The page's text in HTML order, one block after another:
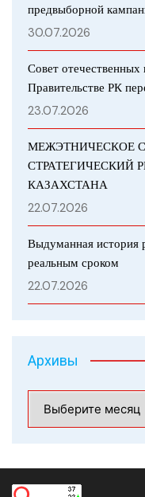
предвыборной
30.07.2026
Совет
Правительстве РК
23.07.2026
МЕЖЭТНИЧЕСКОЕ
СТРАТЕГИЧЕСКИЙ
КАЗАХСТАНА
22.07.2026
Выдуманная история
реальным сроком
22.07.2026
Архивы